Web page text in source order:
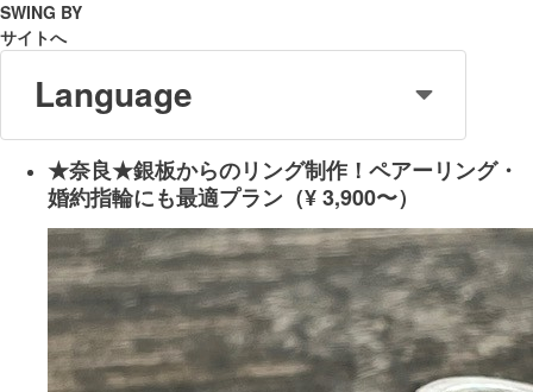
SWING BY
サイトへ
Language
★奈良★銀板からのリング制作！ペアーリング・
婚約指輪にも最適プラン（¥ 3,900〜）